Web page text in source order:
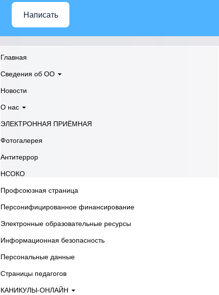
Написать
Главная
Сведения об ОО
Новости
О нас
ЭЛЕКТРОННАЯ ПРИЁМНАЯ
Фотогалерея
Антитеррор
НСОКО
Профсоюзная страница
Персонифицированное финансирование
Электронные образовательные ресурсы
Информационная безопасность
Персональные данные
Страницы педагогов
КАНИКУЛЫ-ОНЛАЙН